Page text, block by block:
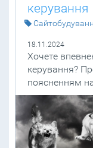
керування
18.11.2024
Хочете
керування?
поясненням